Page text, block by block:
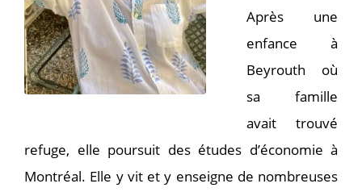
Après une
enfance à
Beyrouth où
sa famille
avait trouvé
refuge, elle poursuit des études d’économie à
Montréal. Elle y vit et y enseigne de nombreuses